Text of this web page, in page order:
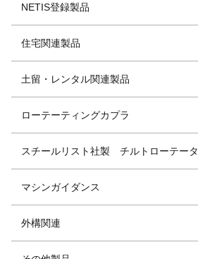
NETIS登録製品
住宅関連製品
土留・レンタル関連製品
ローテーティングカプラ
スチールリスト社製 チルトローテータ
マシンガイダンス
外構関連